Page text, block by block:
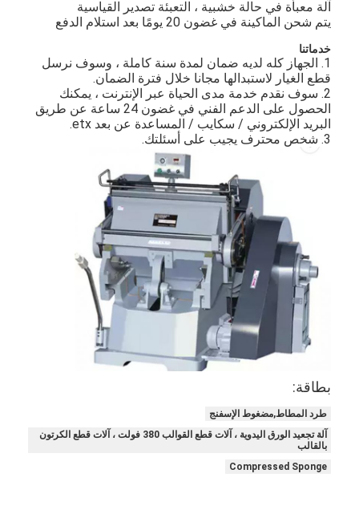
مسكن
منتجات
أشرطة فيديو
معلومات عنا
جولة في المعمل
مراقبة الجودة
اتصل بنا
أخبار
حالات
آلة قطع الليزر
قطع الصلب القاعدة
آلة معبأة في حالة خشبية ، التعبئة تصدير القياسية
يتم شحن الماكينة في غضون 20 يومًا بعد استلام الدفع
خدماتنا
1. الجهاز كله لديه ضمان لمدة سنة كاملة ، وسوف نرسل
قطع الغيار لاستبدالها مجانا خلال فترة الضمان.
2. سوف نقدم خدمة مدى الحياة عبر الإنترنت ، يمكنك
الحصول على الدعم الفني في غضون 24 ساعة عن طريق
البريد الإلكتروني / سكايب / المساعدة عن بعد etx.
3. شخص محترف يجيب على أسئلتك.
بطاقة:
طرد المطاط,مضغوط الإسفنج
آلة تجعيد الورق اليدوية ، آلات قطع القوالب 380 فولت ، آلات قطع الكرتون
بالقالب
Compressed Sponge